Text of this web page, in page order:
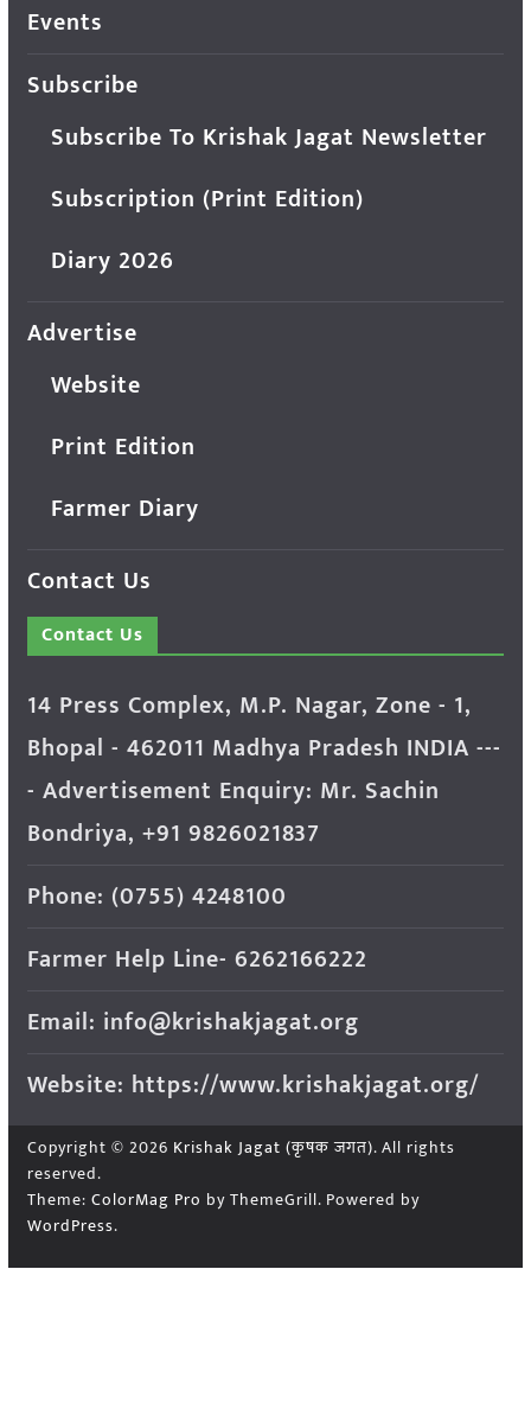
Events
Subscribe
Subscribe To Krishak Jagat Newsletter
Subscription (Print Edition)
Diary 2026
Advertise
Website
Print Edition
Farmer Diary
Contact Us
Contact Us
14 Press Complex, M.P. Nagar, Zone - 1,
Bhopal - 462011 Madhya Pradesh INDIA ---
- Advertisement Enquiry: Mr. Sachin
Bondriya, +91 9826021837
Phone: (0755) 4248100
Farmer Help Line- 6262166222
Email: info@krishakjagat.org
Website: https://www.krishakjagat.org/
Copyright © 2026 Krishak Jagat (कृषक जगत). All rights
reserved.
Theme: ColorMag Pro by ThemeGrill. Powered by
WordPress.